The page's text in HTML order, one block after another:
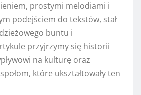
prostymi melodiami i
podejściem do tekstów, stał
buntu i
przyjrzymy się historii
na kulturę oraz
które ukształtowały ten